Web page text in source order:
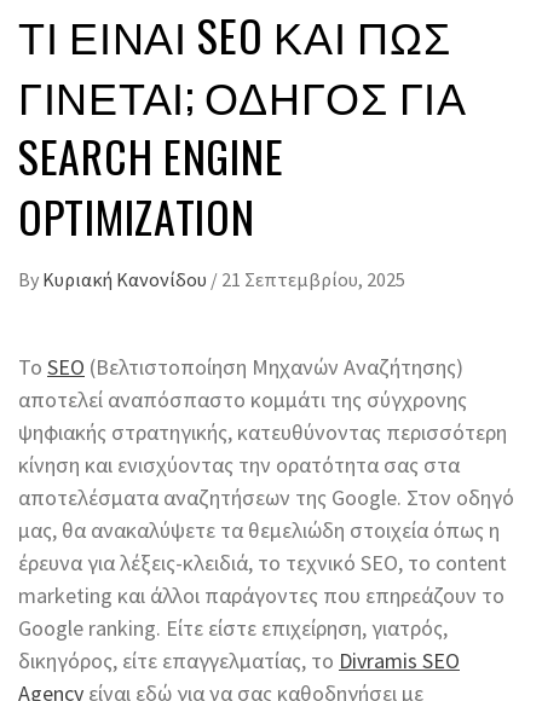
ΤΙ ΕΊΝΑΙ SEO ΚΑΙ ΠΏΣ
ΓΊΝΕΤΑΙ; ΟΔΗΓΌΣ ΓΙΑ
SEARCH ENGINE
OPTIMIZATION
By Κυριακή Κανονίδου / 21 Σεπτεμβρίου, 2025
Το SEO (Βελτιστοποίηση Μηχανών Αναζήτησης)
αποτελεί αναπόσπαστο κομμάτι της σύγχρονης
ψηφιακής στρατηγικής, κατευθύνοντας περισσότερη
κίνηση και ενισχύοντας την ορατότητα σας στα
αποτελέσματα αναζητήσεων της Google. Στον οδηγό
μας, θα ανακαλύψετε τα θεμελιώδη στοιχεία όπως η
έρευνα για λέξεις-κλειδιά, το τεχνικό SEO, το content
marketing και άλλοι παράγοντες που επηρεάζουν το
Google ranking. Είτε είστε επιχείρηση, γιατρός,
δικηγόρος, είτε επαγγελματίας, το Divramis SEO
Agency είναι εδώ για να σας καθοδηγήσει με